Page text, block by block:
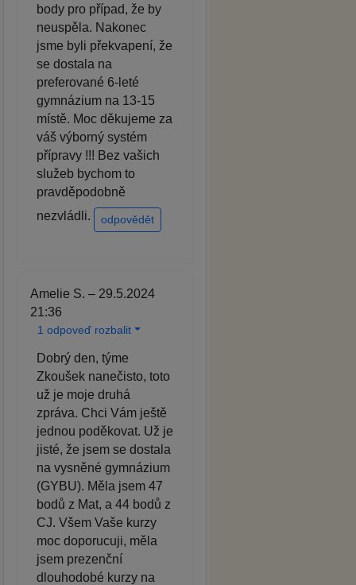
body pro případ, že by
neuspěla. Nakonec
jsme byli překvapení, že
se dostala na
preferované 6-leté
gymnázium na 13-15
místě. Moc děkujeme za
váš výborný systém
přípravy !!! Bez vašich
služeb bychom to
pravděpodobně
nezvládli.
odpovědět
Amelie S. – 29.5.2024
21:36
1 odpoveď rozbalit
Dobrý den, týme
Zkoušek nanečisto, toto
už je moje druhá
zpráva. Chci Vám ještě
jednou poděkovat. Už je
jisté, že jsem se dostala
na vysněné gymnázium
(GYBU). Měla jsem 47
bodů z Mat, a 44 bodů z
CJ. Všem Vaše kurzy
moc doporucuji, měla
jsem prezenční
dlouhodobé kurzy na